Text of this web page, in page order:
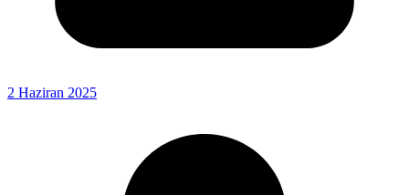
2 Haziran 2025